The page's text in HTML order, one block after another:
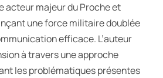
acteur majeur du Proche et
une force militaire doublée
efficace. L’auteur
à travers une approche
les problématiques présentes